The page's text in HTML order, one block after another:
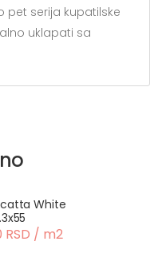
pet serija kupatilske
uklapati sa
White
RSD / m2